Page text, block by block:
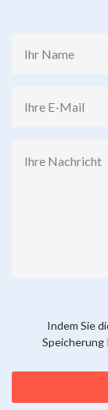
Indem Sie
Speicherung